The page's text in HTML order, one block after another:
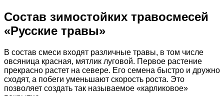
Состав зимостойких травосмесей
«Русские травы»
В состав смеси входят различные травы, в том числе
овсяница красная, мятлик луговой. Первое растение
прекрасно растет на севере. Его семена быстро и дружно
сходят, а побеги уменьшают скорость роста. Это
позволяет создать так называемое «карликовое»